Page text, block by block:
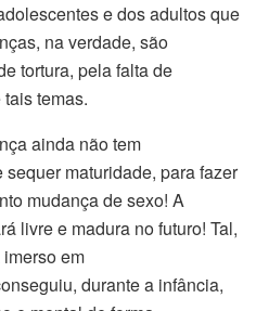
e dos adultos que
na verdade, são
tortura, pela falta de
temas.
ainda não tem
maturidade, para fazer
mudança de sexo! A
livre e madura no futuro! Tal,
em
durante a infância,